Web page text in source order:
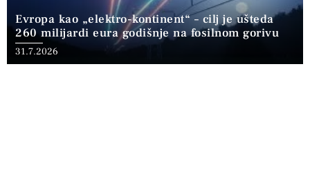
Evropa kao „elektro-kontinent“ – cilj je ušteda
260 milijardi eura godišnje na fosilnom gorivu
31.7.2026